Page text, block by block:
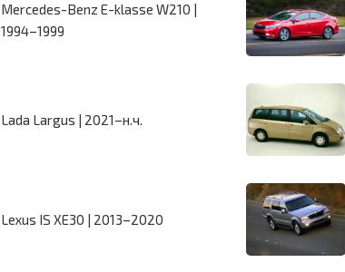
Mercedes-Benz E-klasse W210 |
1994–1999
Lada Largus | 2021–н.ч.
Lexus IS XE30 | 2013–2020